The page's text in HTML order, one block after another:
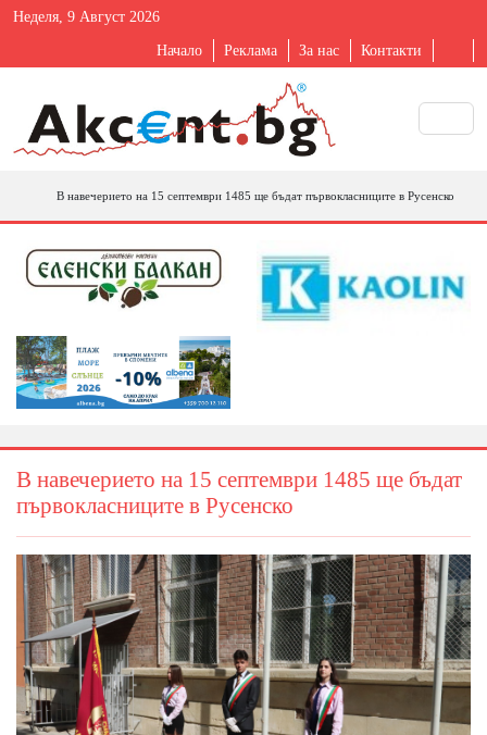
Неделя, 9 Август 2026
Начало Реклама За нас Контакти
В навечерието на 15 септември 1485 ще бъдат първокласниците в Русенско
В навечерието на 15 септември 1485 ще бъдат
първокласниците в Русенско